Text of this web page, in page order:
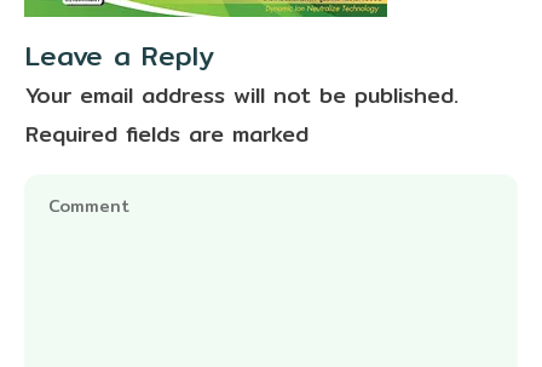
Leave a Reply
Your email address will not be published.
Required fields are marked